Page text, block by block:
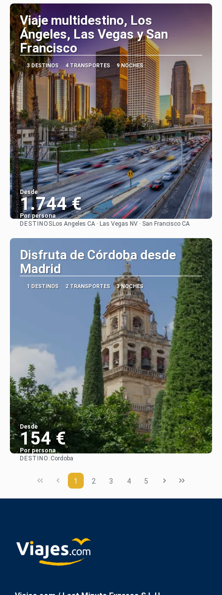
Viaje multidestino, Los
Ángeles, Las Vegas y San
Francisco
3 DESTINOS 4 TRANSPORTES 9 NOCHES
Desde
1.744 €
Por persona
DESTINOS Los Angeles CA · Las Vegas NV · San Francisco CA
Disfruta de Córdoba desde
Madrid
1 DESTINOS 2 TRANSPORTES 3 NOCHES
Desde
154 €
Por persona
DESTINO: Cordoba
1 2 3 4 5